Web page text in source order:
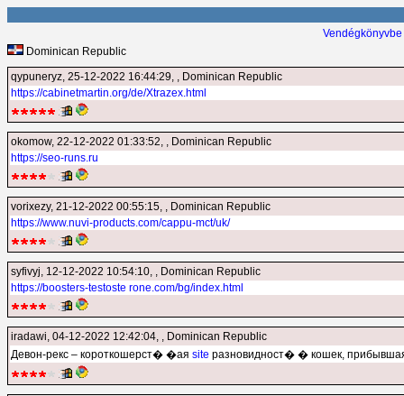
Dominican Republic
qypuneryz, 25-12-2022 16:44:29, , Dominican Republic
https://cabinetmartin.org/de/Xtrazex.html
okomow, 22-12-2022 01:33:52, , Dominican Republic
https://seo-runs.ru
vorixezy, 21-12-2022 00:55:15, , Dominican Republic
https://www.nuvi-products.com/cappu-mct/uk/
syfivyj, 12-12-2022 10:54:10, , Dominican Republic
https://boosters-testoste rone.com/bg/index.html
iradawi, 04-12-2022 12:42:04, , Dominican Republic
Девон-рекс – короткошерст� �ая site разновидност� � кошек,